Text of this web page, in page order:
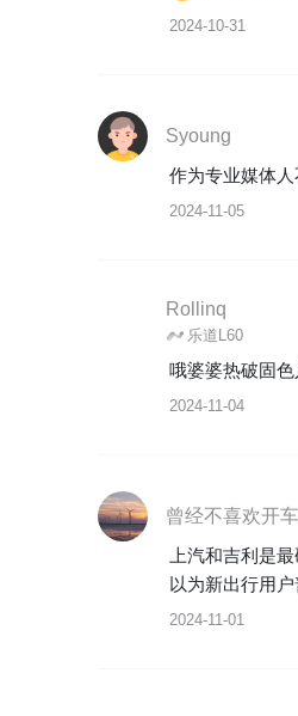
2024-10-31
Syoung
作为专业媒体
2024-11-05
Rollinq
乐道L60
哦婆婆热破固
2024-11-04
曾经不喜欢开车
上汽和吉利是
以为新出行用
2024-11-01